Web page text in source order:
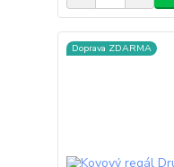
Doprava ZDARMA